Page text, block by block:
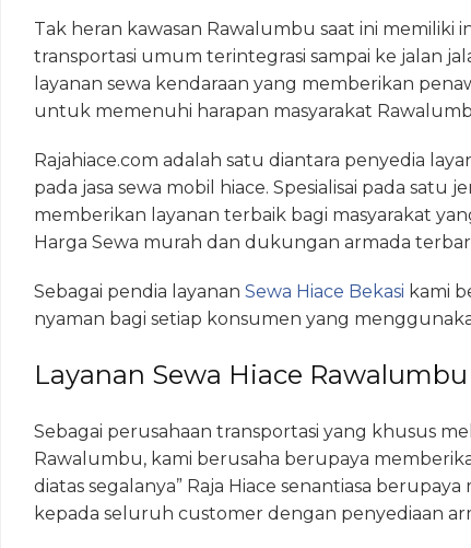
Tak heran kawasan Rawalumbu saat ini
transportasi umum terintegrasi sampai ke jalan
layanan sewa kendaraan yang memberikan
untuk memenuhi harapan masyarakat
Rajahiace.com adalah satu diantara penyedia
pada jasa sewa mobil hiace. Spesialisai pada
memberikan layanan terbaik bagi masyarakat
Harga Sewa murah dan dukungan armada
Sebagai pendia layanan Sewa Hiace Bekasi kami
nyaman bagi setiap konsumen yang
Layanan Sewa Hiace Rawalumbu
Sebagai perusahaan transportasi yang khusus
Rawalumbu, kami berusaha berupaya
diatas segalanya” Raja Hiace senantiasa
kepada seluruh customer dengan penyediaan